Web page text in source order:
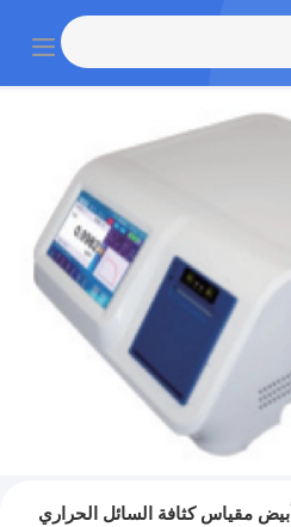
NTD 0-3g/cm3 0.0001g أبيض مقياس كثافة السائل الحراري